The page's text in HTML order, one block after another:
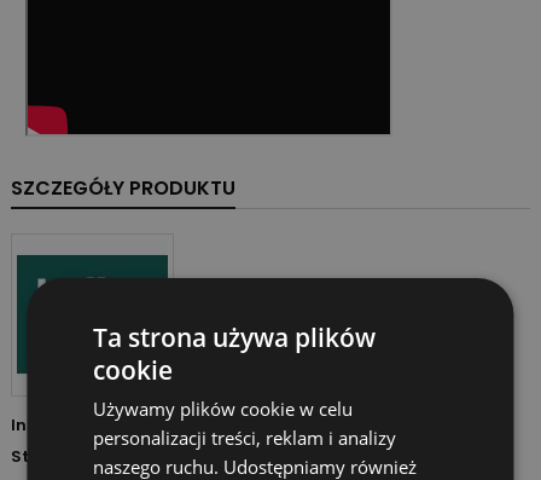
SZCZEGÓŁY PRODUKTU
Indeks
19065 7
Stan
Nowy
Ta strona używa plików
cookie
Używamy plików cookie w celu
personalizacji treści, reklam i analizy
naszego ruchu. Udostępniamy również